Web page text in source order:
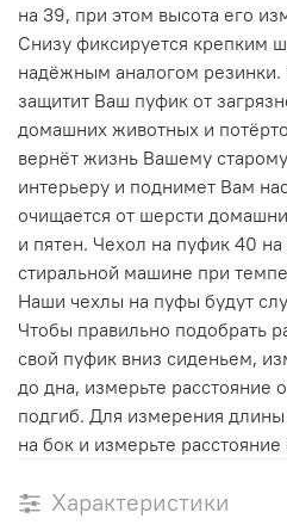
на 39, при этом высота его
Снизу фиксируется крепким
надёжным аналогом резинки.
защитит Ваш пуфик от
домашних животных и
вернёт жизнь Вашему
интерьеру и поднимет Вам
очищается от шерсти
и пятен. Чехол на пуфик 40
стиральной машине при
Наши чехлы на пуфы будут
Чтобы правильно подобрать
свой пуфик вниз сиденьем,
до дна, измерьте расстояние
подгиб. Для измерения
на бок и измерьте
Характеристики